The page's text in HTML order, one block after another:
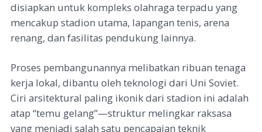
disiapkan untuk kompleks olahraga terpadu yang
mencakup stadion utama, lapangan tenis, arena
renang, dan fasilitas pendukung lainnya.
Proses pembangunannya melibatkan ribuan tenaga
kerja lokal, dibantu oleh teknologi dari Uni Soviet.
Ciri arsitektural paling ikonik dari stadion ini adalah
atap “temu gelang”—struktur melingkar raksasa
yang menjadi salah satu pencapaian teknik